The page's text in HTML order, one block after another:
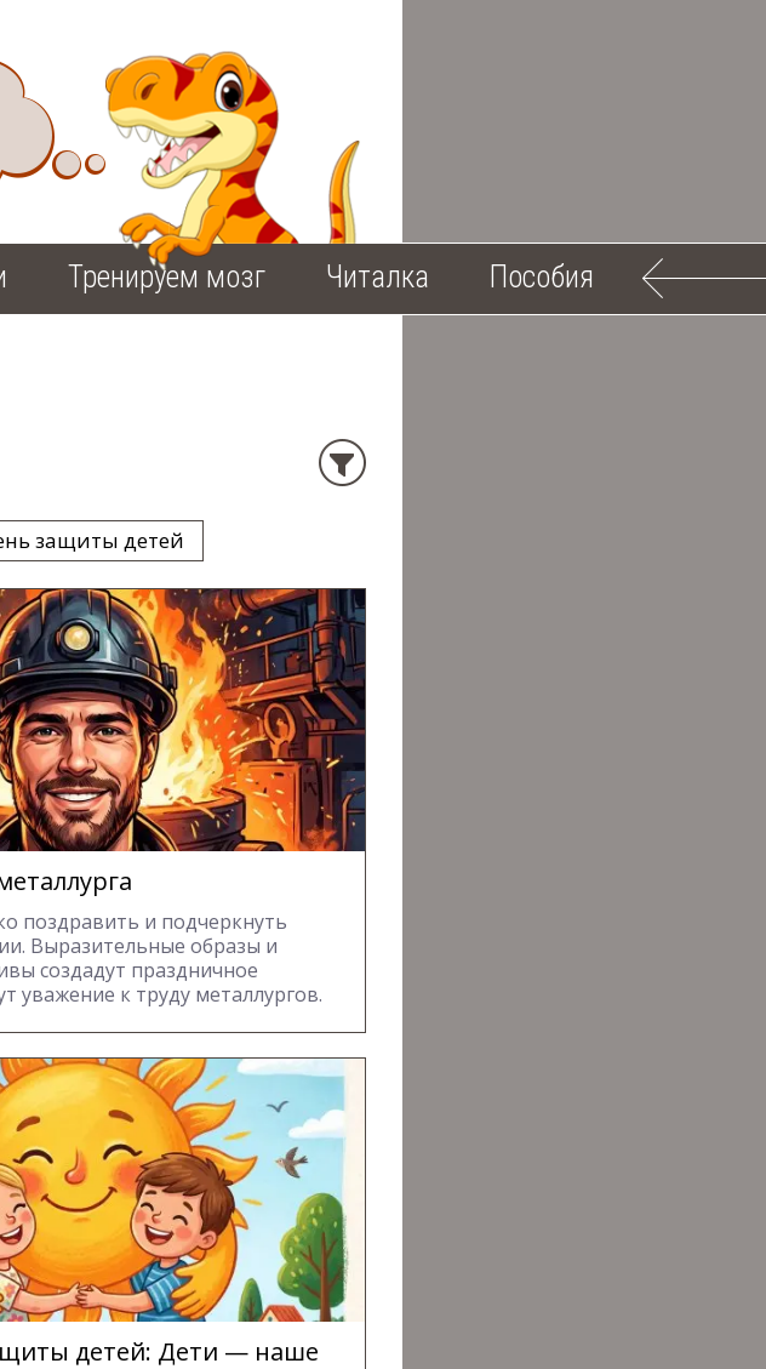
Тренируем мозг Читалка Пособия
защиты детей
поздравить и подчеркнуть
Выразительные образы и
создадут праздничное
уважение к труду металлургов.
детей: Дети — наше